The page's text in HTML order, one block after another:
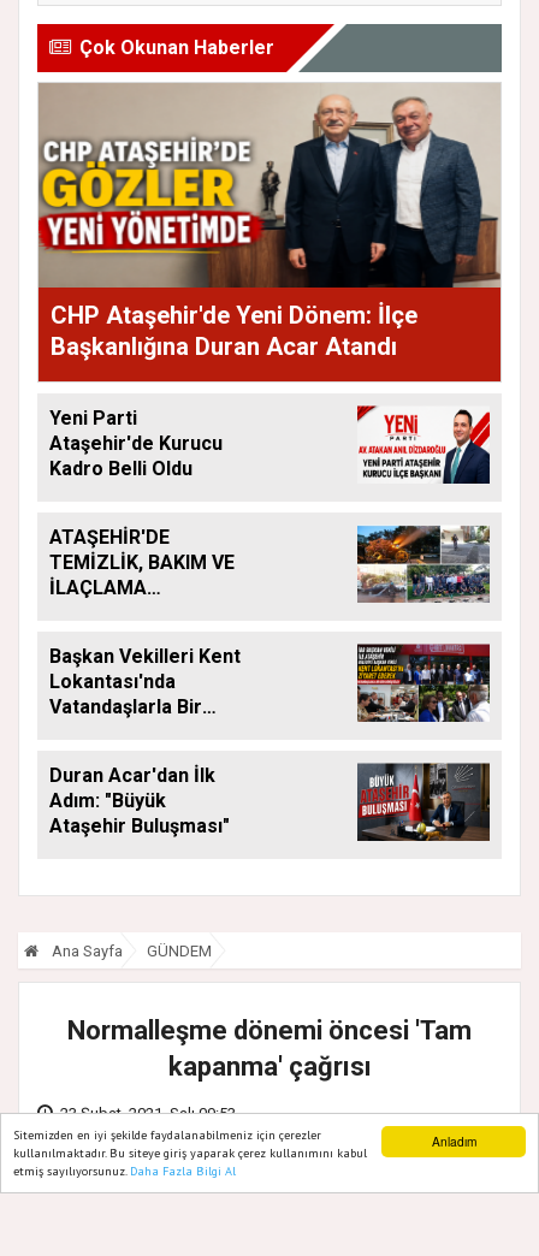
Anladım
Sitemizden en iyi şekilde faydalanabilmeniz için çerezler
kullanılmaktadır. Bu siteye giriş yaparak çerez kullanımını kabul
etmiş sayılıyorsunuz. Daha Fazla Bilgi Al
Çok Okunan Haberler
CHP Ataşehir'de Yeni Dönem: İlçe
Başkanlığına Duran Acar Atandı
Yeni Parti
Ataşehir'de Kurucu
Kadro Belli Oldu
ATAŞEHİR'DE
TEMİZLİK, BAKIM VE
İLAÇLAMA
Başkan Vekilleri Kent
Lokantası'nda
Vatandaşlarla Bir
Duran Acar'dan İlk
Adım: "Büyük
Ataşehir Buluşması"
Ana Sayfa GÜNDEM
Normalleşme dönemi öncesi 'Tam
kapanma' çağrısı
23 Şubat, 2021, Salı 09:53
Ana Sayfa Web TV